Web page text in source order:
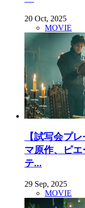
20 Oct, 2025
MOVIE
【試写会プ
マ原作、ピ
テ...
29 Sep, 2025
MOVIE